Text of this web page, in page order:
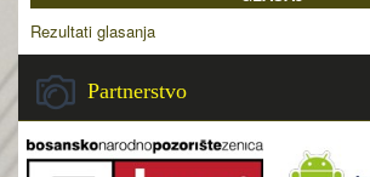
Rezultati glasanja
Partnerstvo